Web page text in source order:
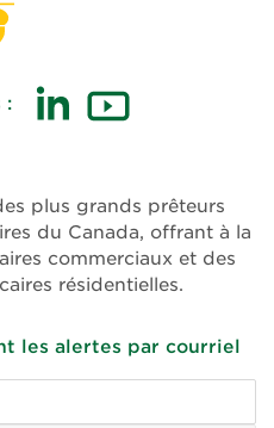
:
nouvelle
fenêtre)
nouvelle
fenêtre)
plus grands prêteurs
du Canada, offrant à la
commerciaux et des
résidentielles.
les alertes par courriel